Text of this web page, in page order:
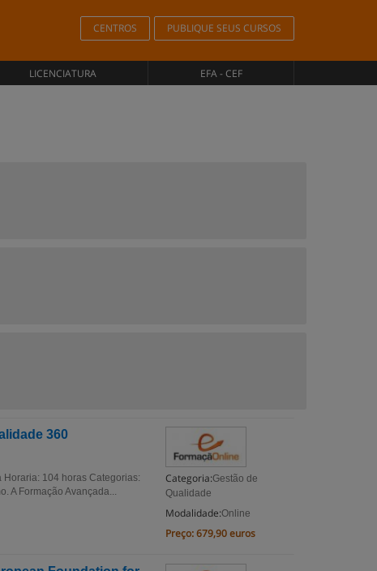
CENTROS PUBLIQUE SEUS CURSOS
LICENCIATURA EFA - CEF
360
Categoria:Gestão de
Qualidade
Modalidade:Online
Preço:679,90 euros
104 horas Categorias:
A Formação Avançada...